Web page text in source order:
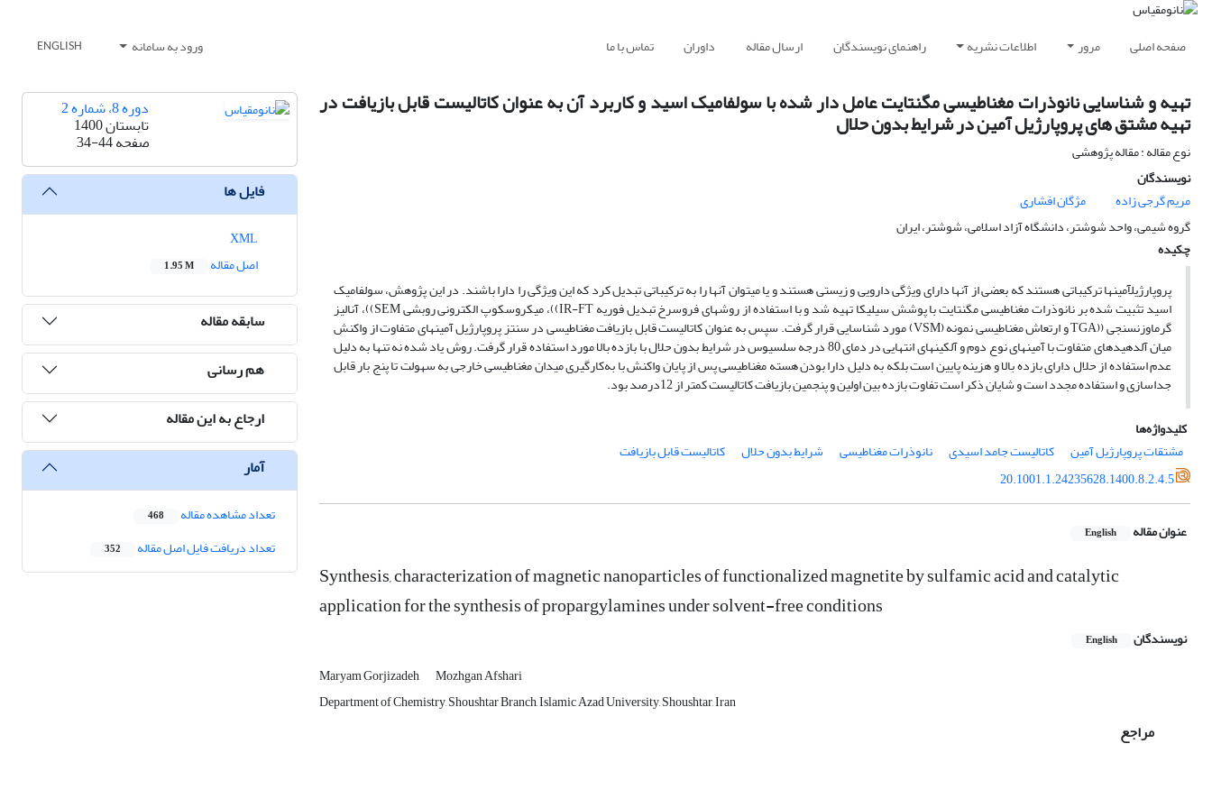
صفحه اصلی مرور اطلاعات نشریه راهنمای نویسندگان ارسال مقاله داوران تماس با ما ورود به سامانه ENGLISH
تهیه و شناسایی نانوذرات مغناطیسی مگنتایت عامل دار شده با سولفامیک اسید و کاربرد آن به عنوان کاتالیست قابل بازیافت در
تهیه مشتق های پروپارژیل آمین در شرایط بدون حلال
نوع مقاله : مقاله پژوهشی
نویسندگان
مریم گرجی زاده
مژگان افشاری
گروه شیمی، واحد شوشتر، دانشگاه آزاد اسلامی، شوشتر، ایران
چکیده
پروپارژیل­آمینها ترکیباتی هستند که بعضی از آنها دارای ویژگی دارویی و زیستی هستند و یا می­توان آنها را به ترکیباتی تبدیل کرد که این ویژگی را دارا باشند. در این پژوهش، سولفامیک
اسید تثبیت شده بر نانوذرات مغناطیسی مگنتایت با پوشش سیلیکا تهیه شد و با استفاده از روش­های فروسرخ تبدیل فوریه IR-FT))، میکروسکوپ الکترونی روبشی SEM))، آنالیز
گرماوزن­سنجی ((TGA و ارتعاش مغناطیسی نمونه (VSM) مورد شناسایی قرار گرفت. سپس به عنوان کاتالیست قابل بازیافت مغناطیسی در سنتز پروپارژیل آمینهای متفاوت از واکنش
میان آلدهیدهای متفاوت با آمینهای نوع دوم و آلکینهای انتهایی در دمای 80 درجه سلسیوس در شرایط بدون حلال با بازده بالا مورد استفاده قرار گرفت. روش یاد شده نه تنها به دلیل
عدم استفاده از حلال دارای بازده بالا و هزینه پایین است بلکه به دلیل دارا بودن هسته مغناطیسی پس از پایان واکنش با به‌کارگیری میدان مغناطیسی خارجی به سهولت تا پنج بار قابل
جداسازی و استفاده مجدد است و شایان ذکر است تفاوت بازده بین اولین و پنجمین بازیافت کاتالیست کمتر از 12درصد بود.
کلیدواژه‌ها
مشتقات پروپارژیل آمین
کاتالیست جامد اسیدی نانوذرات مغناطیسی شرایط بدون حلال
کاتالیست قابل بازیافت
20.1001.1.24235628.1400.8.2.4.5
عنوان مقاله English
Synthesis, characterization of magnetic nanoparticles of functionalized magnetite by sulfamic acid and catalytic
application for the synthesis of propargylamines under solvent-free conditions
نویسندگان English
Maryam Gorjizadeh
Mozhgan Afshari
Department of Chemistry, Shoushtar Branch, Islamic Azad University, Shoushtar, Iran
مراجع
دوره 8، شماره 2
تابستان 1400
صفحه34-44
فایل ها
اصل مقاله
1.95 M
سابقه مقاله
هم رسانی
ارجاع به این مقاله
آمار
تعداد مشاهده مقاله 468
تعداد دریافت فایل اصل مقاله 352